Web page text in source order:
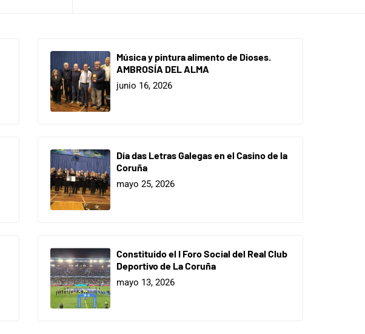
Música y pintura alimento de Dioses.
AMBROSÍA DEL ALMA
junio 16, 2026
Día das Letras Galegas en el Casino de la
Coruña
mayo 25, 2026
Constituido el I Foro Social del Real Club
Deportivo de La Coruña
mayo 13, 2026